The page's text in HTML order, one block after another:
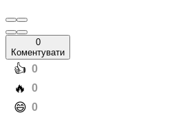
0
Коментувати
️👍 0
️🔥 0
️😄 0